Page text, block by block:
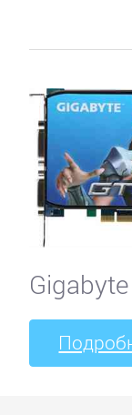
ZOTAC
КАРТЫ
4World
ASUS